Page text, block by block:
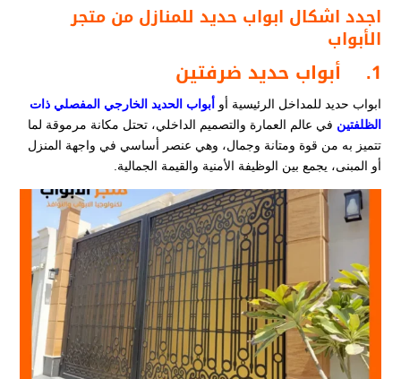
اجدد اشكال ابواب حديد للمنازل من متجر
الأبواب
1. أبواب حديد ضرفتين
ابواب حديد للمداخل الرئيسية أو أبواب الحديد الخارجي المفصلي ذات
الظلفتين في عالم العمارة والتصميم الداخلي، تحتل مكانة مرموقة لما
تتميز به من قوة ومتانة وجمال، وهي عنصر أساسي في واجهة المنزل
أو المبنى، يجمع بين الوظيفة الأمنية والقيمة الجمالية.